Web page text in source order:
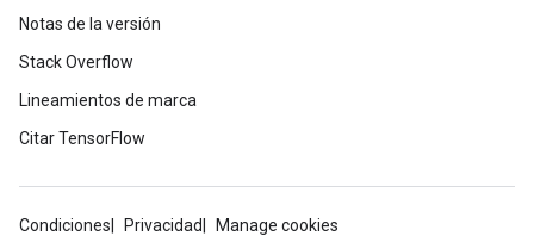
Notas de la versión
Stack Overflow
Lineamientos de marca
Citar TensorFlow
Condiciones Privacidad
Manage cookies